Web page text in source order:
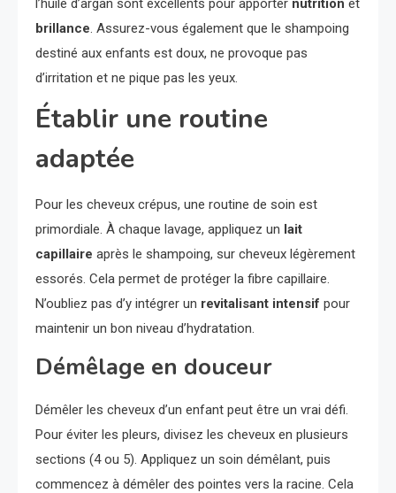
brillance . Assurez-vous également que le shampoing
destiné aux enfants est doux, ne provoque pas
d’irritation et ne pique pas les yeux.
Établir une routine
adaptée
Pour les cheveux crépus, une routine de soin est
primordiale. À chaque lavage, appliquez un lait
capillaire après le shampoing, sur cheveux légèrement
essorés. Cela permet de protéger la fibre capillaire.
N’oubliez pas d’y intégrer un revitalisant intensif pour
maintenir un bon niveau d’hydratation.
Démêlage en douceur
Démêler les cheveux d’un enfant peut être un vrai défi.
Pour éviter les pleurs, divisez les cheveux en plusieurs
sections (4 ou 5). Appliquez un soin démêlant, puis
commencez à démêler des pointes vers la racine. Cela